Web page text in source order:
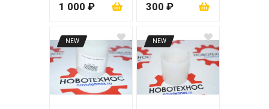
1 000 ₽ 300 ₽
NEW NEW